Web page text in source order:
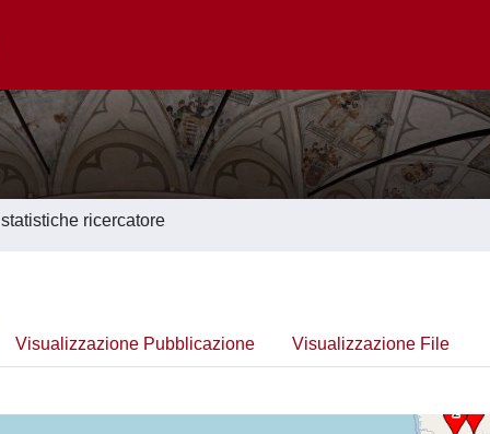
statistiche ricercatore
Visualizzazione Pubblicazione Visualizzazione File